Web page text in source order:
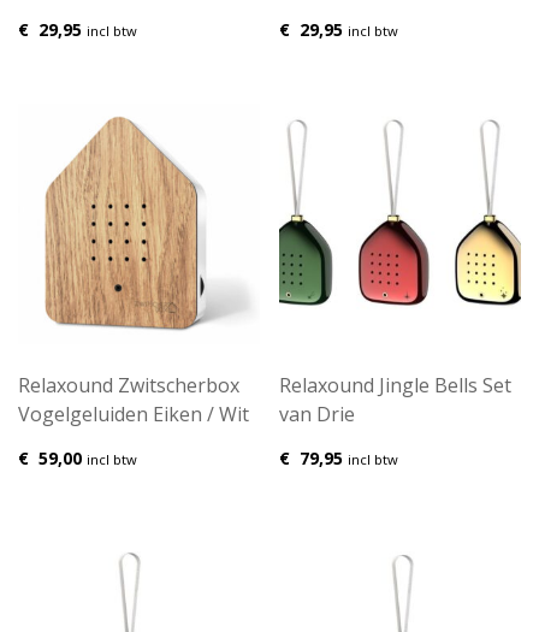
€ 29,95 incl btw € 29,95 incl btw
Relaxound Zwitscherbox
Vogelgeluiden Eiken / Wit
€ 59,00 incl btw
Relaxound Jingle Bells Set
van Drie
€ 79,95 incl btw